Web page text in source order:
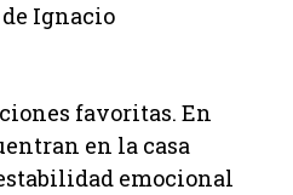
Ignacio
favoritas. En
en la casa
emocional